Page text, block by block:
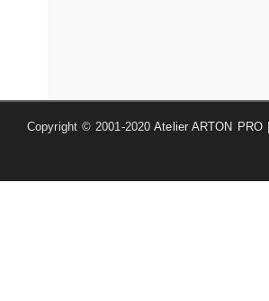
Copyright © 2001-2020Atelier ARTON PRO|